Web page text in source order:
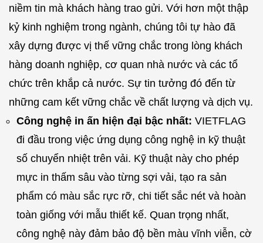
niềm tin mà khách hàng trao gửi. Với hơn một thập
kỷ kinh nghiệm trong ngành, chúng tôi tự hào đã
xây dựng được vị thế vững chắc trong lòng khách
hàng doanh nghiệp, cơ quan nhà nước và các tổ
chức trên khắp cả nước. Sự tin tưởng đó đến từ
những cam kết vững chắc về chất lượng và dịch vụ.
Công nghệ in ấn hiện đại bậc nhất: VIETFLAG
đi đầu trong việc ứng dụng công nghệ in kỹ thuật
số chuyển nhiệt trên vải. Kỹ thuật này cho phép
mực in thấm sâu vào từng sợi vải, tạo ra sản
phẩm có màu sắc rực rỡ, chi tiết sắc nét và hoàn
toàn giống với mẫu thiết kế. Quan trọng nhất,
công nghệ này đảm bảo độ bền màu vĩnh viễn, cờ